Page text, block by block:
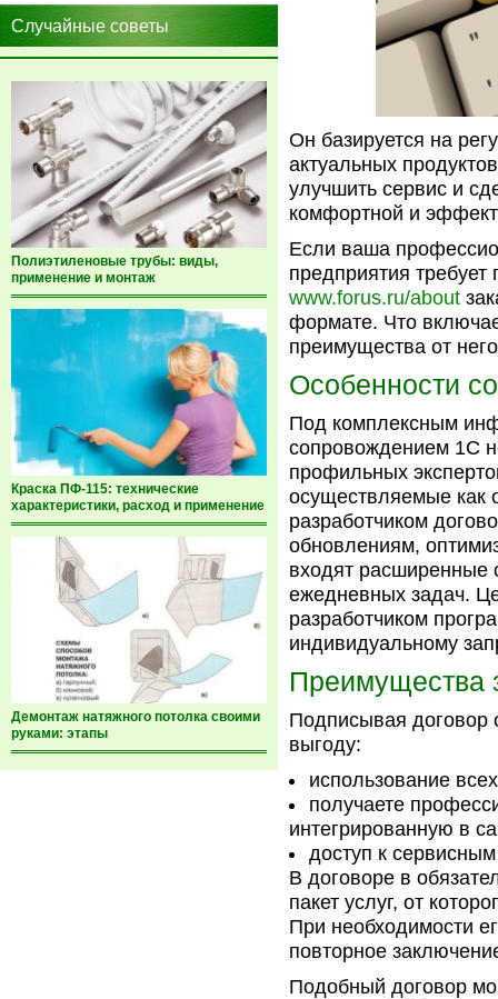
Случайные советы
Полиэтиленовые трубы: виды,
применение и монтаж
Краска ПФ-115: технические
характеристики, расход и применение
Демонтаж натяжного потолка своими
руками: этапы
Он базируется на
актуальных
улучшить сервис и
комфортной и
Если ваша
предприятия требует
www.forus.ru/about
формате. Что
преимущества от
Особенности
Под комплексным
сопровождением 1С
профильных
осуществляемые как
разработчиком
обновлениям,
входят
ежедневных задач.
разработчиком
индивидуальному
Преимущества
Подписывая договор
выгоду:
использование
получаете
интегрированную в
доступ к
В договоре в
пакет услуг, от
При необходимости
повторное
Подобный договор